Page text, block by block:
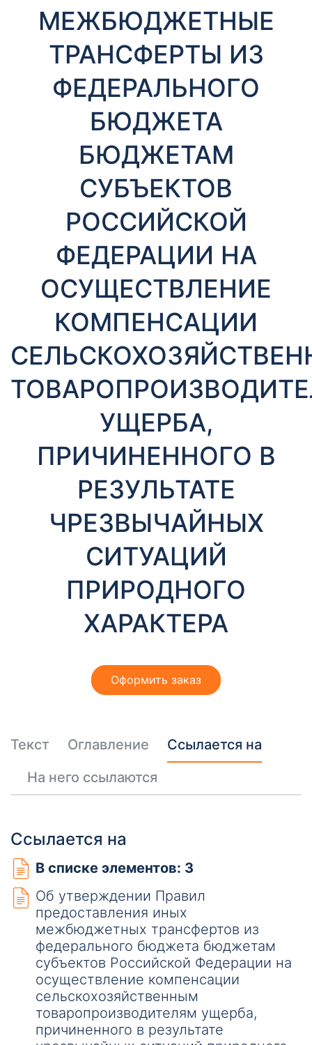
МЕЖБЮДЖЕТНЫЕ
ТРАНСФЕРТЫ ИЗ
ФЕДЕРАЛЬНОГО
БЮДЖЕТА
БЮДЖЕТАМ
СУБЪЕКТОВ
РОССИЙСКОЙ
ФЕДЕРАЦИИ НА
ОСУЩЕСТВЛЕНИЕ
КОМПЕНСАЦИИ
УЩЕРБА,
ПРИЧИНЕННОГО В
РЕЗУЛЬТАТЕ
ЧРЕЗВЫЧАЙНЫХ
СИТУАЦИЙ
ПРИРОДНОГО
ХАРАКТЕРА
Оформить заказ
Текст Оглавление
Ссылается на
На него ссылаются
Ссылается на
В списке элементов: 3
Об утверждении Правил
предоставления иных
межбюджетных трансфертов из
федерального бюджета бюджетам
субъектов Российской Федерации на
осуществление компенсации
сельскохозяйственным
товаропроизводителям ущерба,
причиненного в результате
функционирования